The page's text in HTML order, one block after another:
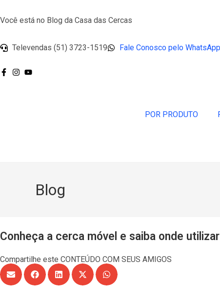
Você está no Blog da Casa das Cercas
Televendas (51) 3723-1519 Fale Conosco pelo WhatsApp
POR PRODUTO
Blog
Conheça a cerca móvel e saiba onde utilizar
Compartilhe este CONTEÚDO COM SEUS AMIGOS